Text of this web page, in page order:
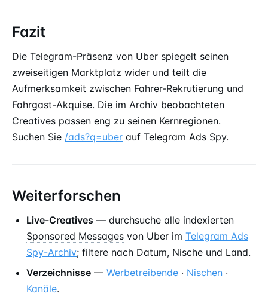
Fazit
Die Telegram-Präsenz von Uber spiegelt seinen
zweiseitigen Marktplatz wider und teilt die
Aufmerksamkeit zwischen Fahrer-Rekrutierung und
Fahrgast-Akquise. Die im Archiv beobachteten
Creatives passen eng zu seinen Kernregionen.
Suchen Sie /ads?q=uber auf Telegram Ads Spy.
Weiterforschen
Live-Creatives — durchsuche alle indexierten
Sponsored Messages von Uber im Telegram Ads
Spy-Archiv; filtere nach Datum, Nische und Land.
Verzeichnisse — Werbetreibende · Nischen ·
Kanäle.